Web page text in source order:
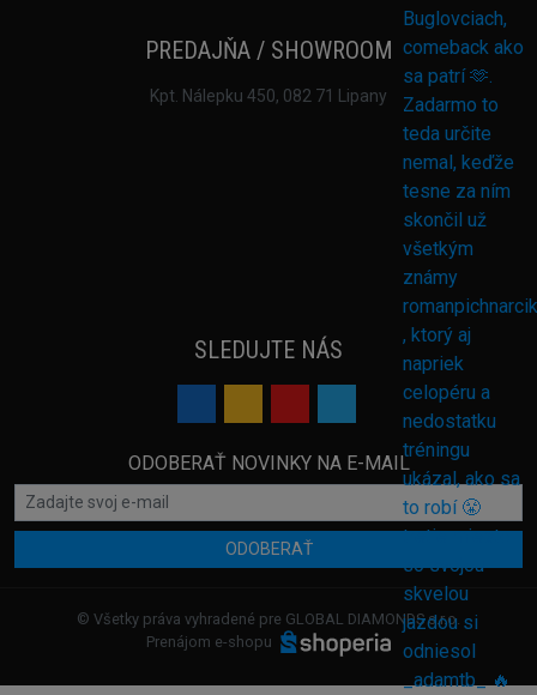
PREDAJŇA / SHOWROOM
Kpt. Nálepku 450, 082 71 Lipany
SLEDUJTE NÁS
ODOBERAŤ NOVINKY NA E-MAIL
ODOBERAŤ
© Všetky práva vyhradené pre GLOBAL DIAMONDS s.r.o.
Prenájom e-shopu